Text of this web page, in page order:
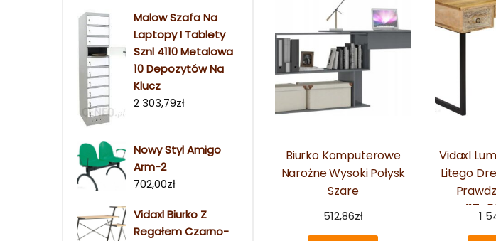
Malow Szafa Na
Laptopy I Tablety
Sznl 4110 Metalowa
10 Depozytów Na
Klucz
2 303,79zł
Nowy Styl Amigo
Arm-2
702,00zł
Vidaxl Biurko Z
Regałem Czarno-
Biurko Komputerowe
Narożne Wysoki Połysk
Szare
512,86zł
Vidaxl
Litego
1